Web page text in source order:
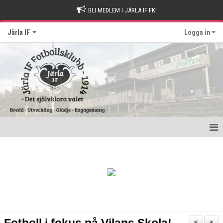
BLI MEDLEM I JÄRLA IF FK!
Järla IF Logga in